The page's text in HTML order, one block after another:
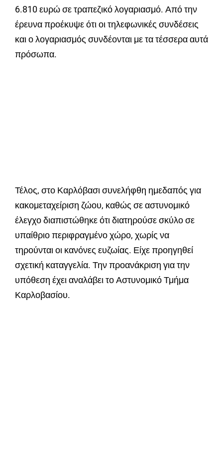
6.810 ευρώ σε τραπεζικό λογαριασμό. Από την
έρευνα προέκυψε ότι οι τηλεφωνικές συνδέσεις
και ο λογαριασμός συνδέονται με τα τέσσερα αυτά
πρόσωπα.
Τέλος, στο Καρλόβασι συνελήφθη ημεδαπός για
κακομεταχείριση ζώου, καθώς σε αστυνομικό
έλεγχο διαπιστώθηκε ότι διατηρούσε σκύλο σε
υπαίθριο περιφραγμένο χώρο, χωρίς να
τηρούνται οι κανόνες ευζωίας. Είχε προηγηθεί
σχετική καταγγελία. Την προανάκριση για την
υπόθεση έχει αναλάβει το Αστυνομικό Τμήμα
Καρλοβασίου.